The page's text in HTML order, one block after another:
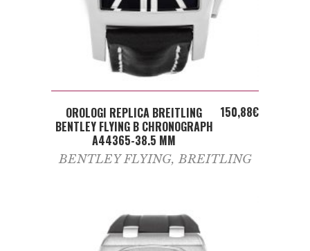
ADD TO CART
OROLOGI REPLICA BREITLING
BENTLEY FLYING B CHRONOGRAPH
A44365-38.5 MM
150,88€
BENTLEY FLYING,BREITLING